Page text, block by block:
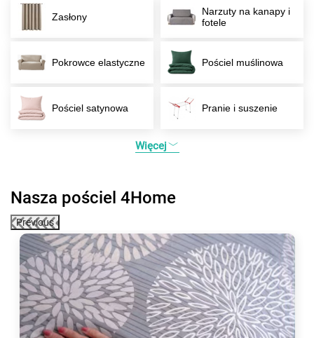
Zasłony
Narzuty na kanapy i
fotele
Pokrowce elastyczne Pościel muślinowa
Pościel satynowa Pranie i suszenie
Więcej
Nasza pościel 4Home
Previous